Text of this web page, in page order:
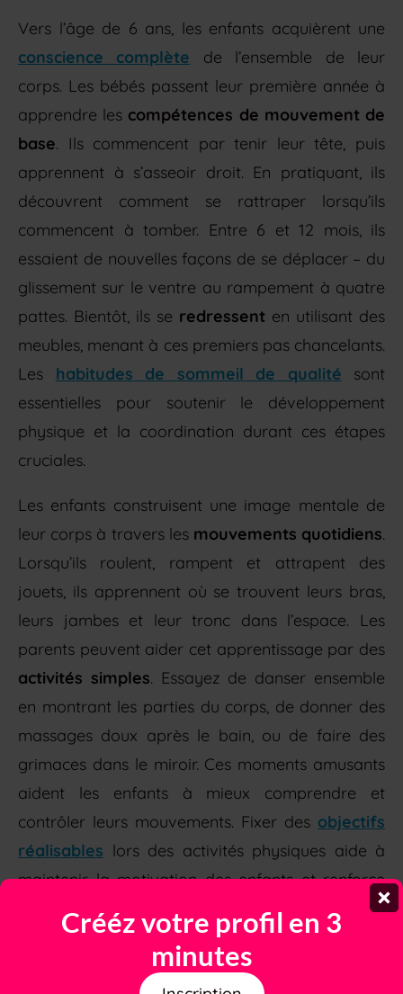
Vers l’âge de 6 ans, les enfants acquièrent une
conscience complète de l’ensemble de leur
corps. Les bébés passent leur première année à
apprendre les compétences de mouvement de
base. Ils commencent par tenir leur tête, puis
apprennent à s’asseoir droit. En pratiquant, ils
découvrent comment se rattraper lorsqu’ils
commencent à tomber. Entre 6 et 12 mois, ils
essaient de nouvelles façons de se déplacer – du
glissement sur le ventre au rampement à quatre
pattes. Bientôt, ils se redressent en utilisant des
meubles, menant à ces premiers pas chancelants.
Les habitudes de sommeil de qualité sont
essentielles pour soutenir le développement
physique et la coordination durant ces étapes
cruciales.
Les enfants construisent une image mentale de
leur corps à travers les mouvements quotidiens.
Lorsqu’ils roulent, rampent et attrapent des
jouets, ils apprennent où se trouvent leurs bras,
leurs jambes et leur tronc dans l’espace. Les
parents peuvent aider cet apprentissage par des
activités simples. Essayez de danser ensemble
en montrant les parties du corps, de donner des
massages doux après le bain, ou de faire des
grimaces dans le miroir. Ces moments amusants
aident les enfants à mieux comprendre et
contrôler leurs mouvements. Fixer des objectifs
réalisables lors des activités physiques aide à
maintenir la motivation des enfants et renforce
leur confiance.
Développer la confiance
Crééz votre profil en 3
minutes